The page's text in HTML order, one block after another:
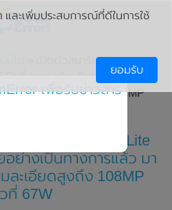
» เปิดตัวสมาร์ทโฟน
ที่ประเทศอินเดียอย่างเป็น
งความละเอียดสูงถึง 108MP
Nord CE 3 Lite
อย่างเป็นทางการแล้ว มา
ะเอียดสูงถึง 108MP
ที่ 67W
ละเพิ่มประสบการณ์ที่ดีในการใช้
ยอมรับ
เพื่อรับข่าวสาร